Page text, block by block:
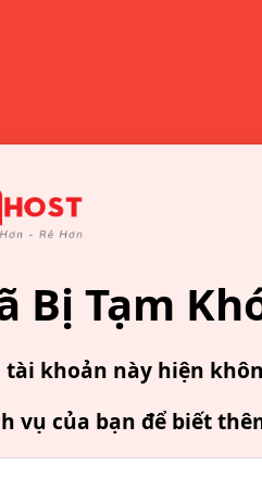
Bị Tạm
khoản này hiện
vụ của bạn để biết